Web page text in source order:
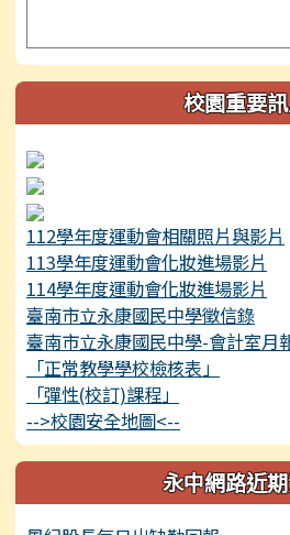
校園重要
112學年度運動會相關照片與影片
113學年度運動會化妝進場影片
114學年度運動會化妝進場影片
臺南市立永康國民中學徵信錄
臺南市立永康國民中學-會計室月
「正常教學學校檢核表」
「彈性(校訂)課程」
-->校園安全地圖<--
永中網路近